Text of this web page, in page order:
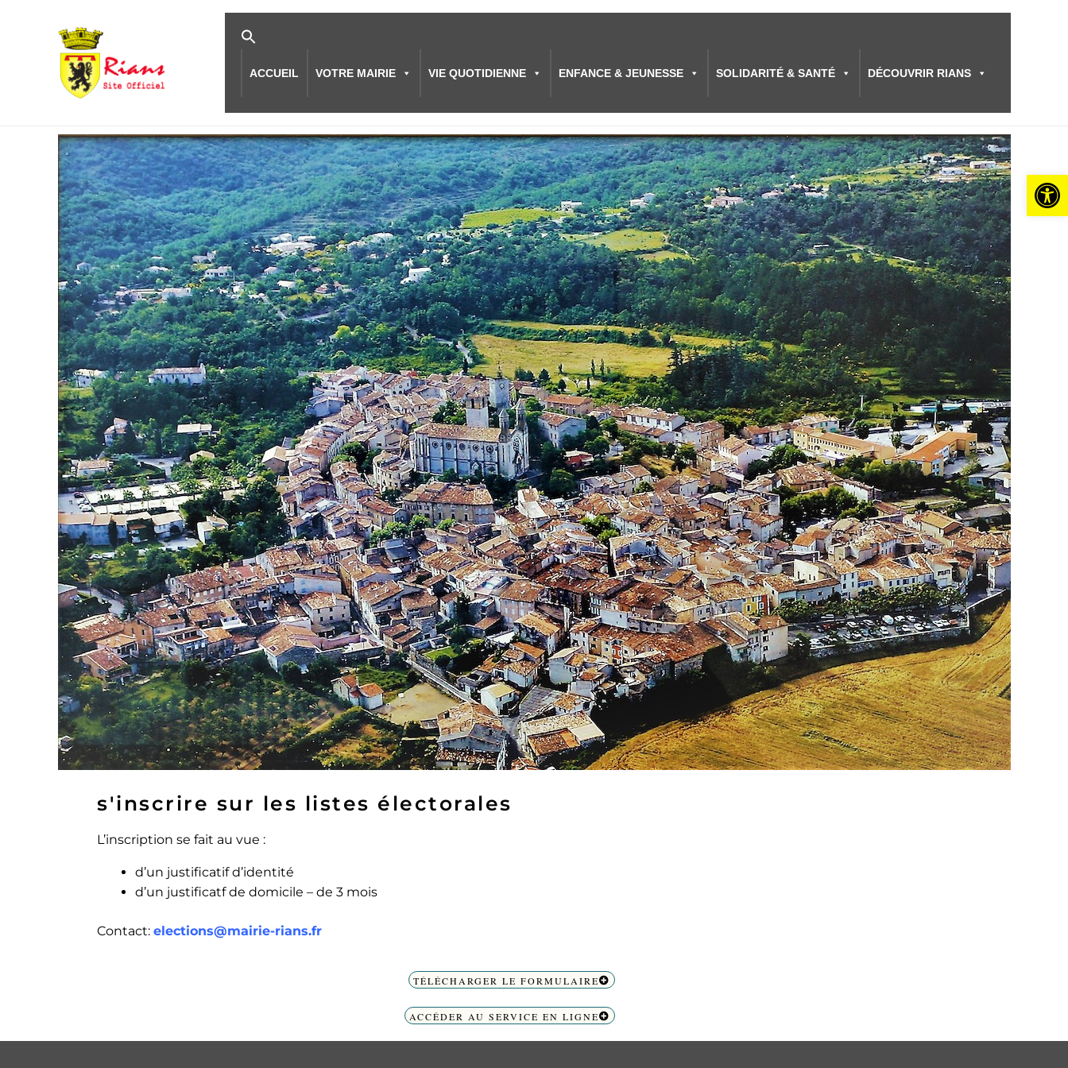
Ouvrir
ACCUEIL VOTRE MAIRIE VIE QUOTIDIENNE ENFANCE & JEUNESSE SOLIDARITÉ & SANTÉ DÉCOUVRIR RIANS
s'inscrire sur les listes électorales
L’inscription se fait au vue :
d’un justificatif d’identité
d’un justificatf de domicile – de 3 mois
Contact: elections@mairie-rians.fr
TÉLÉCHARGER LE FORMULAIRE
ACCÉDER AU SERVICE EN LIGNE